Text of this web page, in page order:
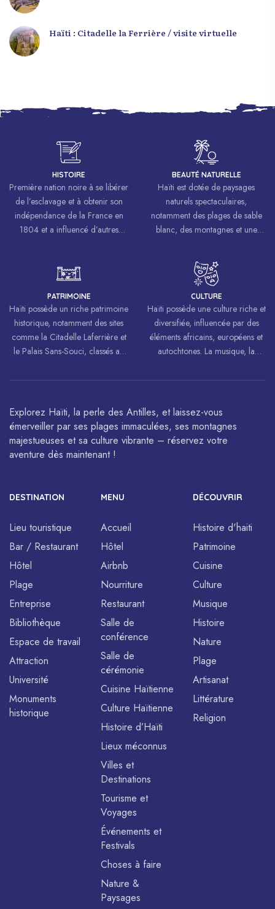
Haïti : Citadelle la Ferrière / visite virtuelle
HISTOIRE
Première nation noire à se libérer
de l’esclavage et à obtenir son
indépendance de la France en
1804 et a influencé d’autres
luttes pour la liberté et l’égalité.
BEAUTÉ NATURELLE
Haïti est dotée de paysages
naturels spectaculaires,
notamment des plages de sable
blanc, des montagnes et une
PATRIMOINE
Haïti possède un riche patrimoine
historique, notamment des sites
comme la Citadelle Laferrière et
le Palais Sans-Souci, classés au
l’UNESCO.
CULTURE
Haïti possède une culture riche et
diversifiée, influencée par des
éléments africains, européens et
autochtones. La musique, la
sont célébrés à travers le monde.
Explorez Haïti, la perle des Antilles, et laissez-vous
émerveiller par ses plages immaculées, ses montagnes
majestueuses et sa culture vibrante – réservez votre
aventure dès maintenant !
DESTINATION
Lieu touristique
Bar / Restaurant
Hôtel
Plage
Entreprise
Bibliothèque
Espace de travail
Attraction
Université
Monuments
historique
MENU
Accueil
Hôtel
Airbnb
Nourriture
Restaurant
Salle de
conférence
Salle de
cérémonie
Cuisine Haïtienne
Culture Haïtienne
Histoire d’Haïti
Lieux méconnus
Villes et
Destinations
Tourisme et
Voyages
Événements et
Festivals
Choses à faire
Nature &
Paysages
DÉCOUVRIR
Histoire d'haiti
Patrimoine
Cuisine
Culture
Musique
Histoire
Nature
Plage
Artisanat
Littérature
Religion